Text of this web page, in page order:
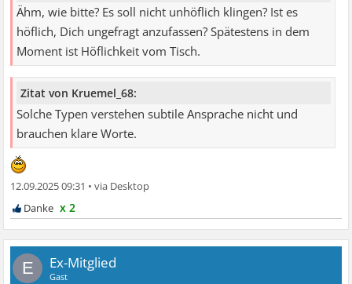
Ähm, wie bitte? Es soll nicht unhöflich klingen? Ist es
höflich, Dich ungefragt anzufassen? Spätestens in dem
Moment ist Höflichkeit vom Tisch.
Zitat von Kruemel_68:
Solche Typen verstehen subtile Ansprache nicht und
brauchen klare Worte.
12.09.2025 09:31 •
x 2
E Ex-Mitglied
Gast